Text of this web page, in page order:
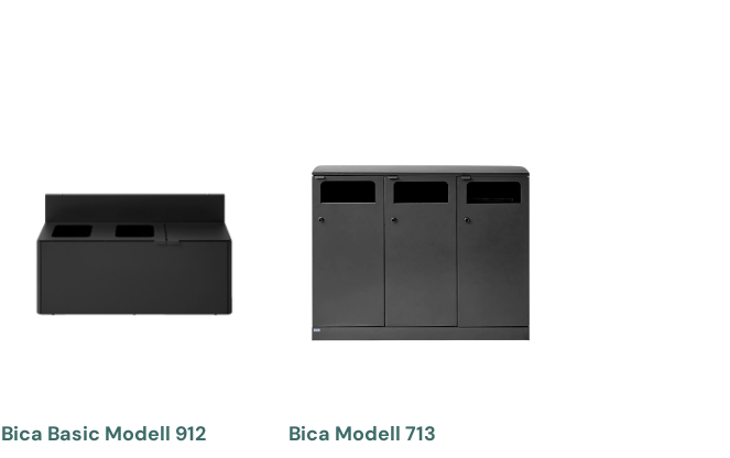
Bica Basic Modell 912 Bica Modell 713